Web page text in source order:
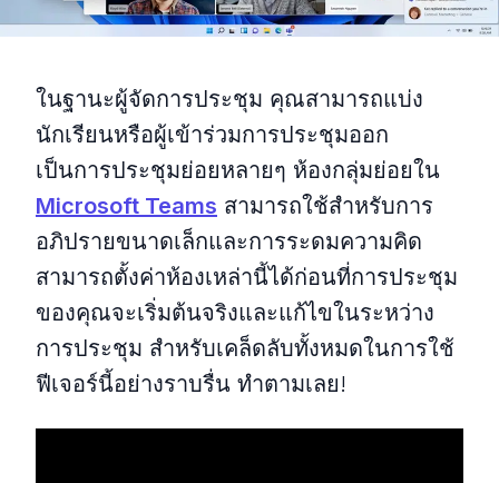
ในฐานะผู้จัดการประชุม คุณสามารถแบ่ง
นักเรียนหรือผู้เข้าร่วมการประชุมออก
เป็นการประชุมย่อยหลายๆ ห้องกลุ่มย่อยใน
Microsoft Teams สามารถใช้สำหรับการ
อภิปรายขนาดเล็กและการระดมความคิด
สามารถตั้งค่าห้องเหล่านี้ได้ก่อนที่การประชุม
ของคุณจะเริ่มต้นจริงและแก้ไขในระหว่าง
การประชุม สำหรับเคล็ดลับทั้งหมดในการใช้
ฟีเจอร์นี้อย่างราบรื่น ทำตามเลย!